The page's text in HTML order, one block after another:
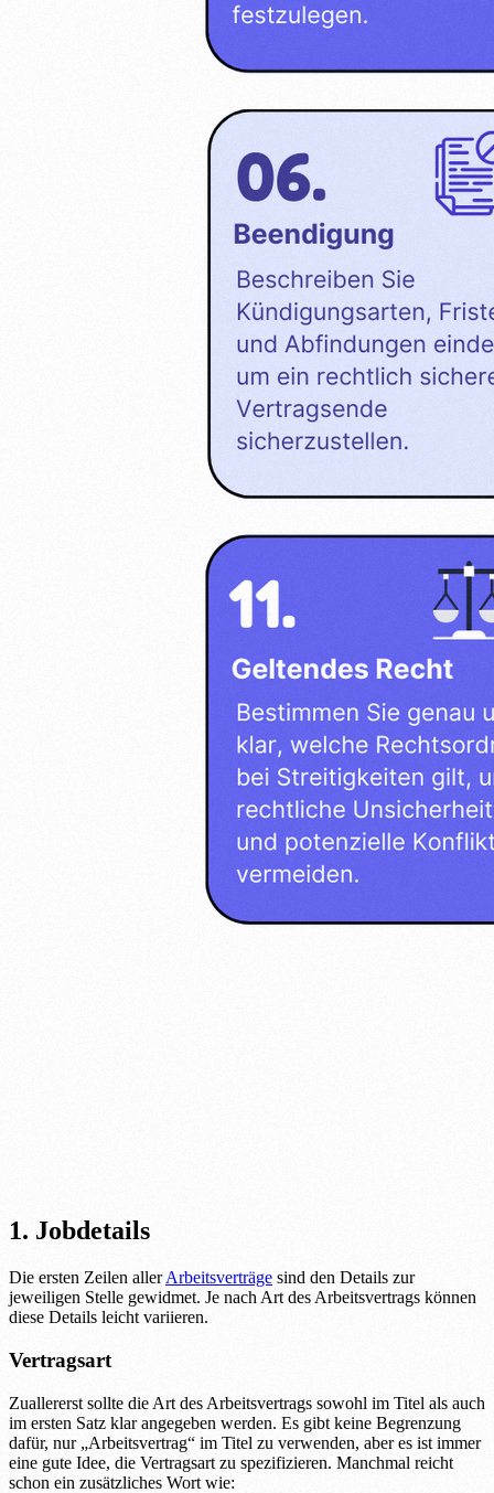
1. Jobdetails
Die ersten Zeilen allerArbeitsverträge sind den Details zur
jeweiligen Stelle gewidmet. Je nach Art des Arbeitsvertrags können
diese Details leicht variieren.
Vertragsart
Zuallererst sollte die Art des Arbeitsvertrags sowohl im Titel als auch
im ersten Satz klar angegeben werden. Es gibt keine Begrenzung
dafür, nur „Arbeitsvertrag“ im Titel zu verwenden, aber es ist immer
eine gute Idee, die Vertragsart zu spezifizieren. Manchmal reicht
schon ein zusätzliches Wort wie: